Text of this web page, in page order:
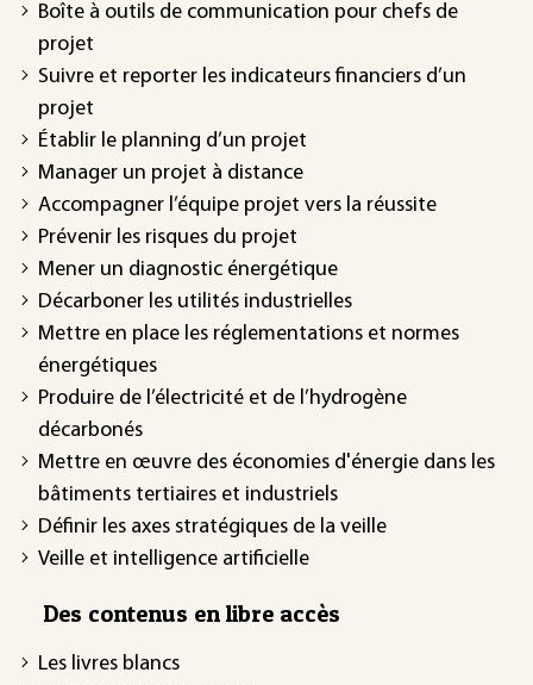
Boîte à outils de communication pour chefs de
projet
Suivre et reporter les indicateurs financiers d’un
projet
Établir le planning d’un projet
Manager un projet à distance
Accompagner l’équipe projet vers la réussite
Prévenir les risques du projet
Mener un diagnostic énergétique
Décarboner les utilités industrielles
Mettre en place les réglementations et normes
énergétiques
Produire de l’électricité et de l’hydrogène
décarbonés
Mettre en œuvre des économies d'énergie dans les
bâtiments tertiaires et industriels
Définir les axes stratégiques de la veille
Veille et intelligence artificielle
Des contenus en libre accès
Les livres blancs